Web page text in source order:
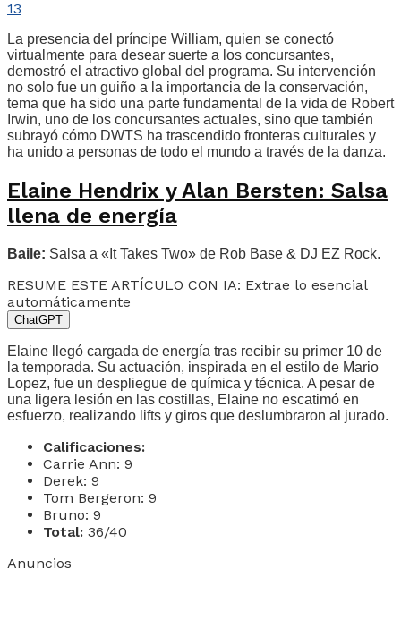
13
La presencia del príncipe William, quien se conectó
virtualmente para desear suerte a los concursantes,
demostró el atractivo global del programa. Su intervención
no solo fue un guiño a la importancia de la conservación,
tema que ha sido una parte fundamental de la vida de Robert
Irwin, uno de los concursantes actuales, sino que también
subrayó cómo DWTS ha trascendido fronteras culturales y
ha unido a personas de todo el mundo a través de la danza.
Elaine Hendrix y Alan Bersten: Salsa
llena de energía
Baile: Salsa a «It Takes Two» de Rob Base & DJ EZ Rock.
RESUME ESTE ARTÍCULO CON IA: Extrae lo esencial
automáticamente
ChatGPT
Elaine llegó cargada de energía tras recibir su primer 10 de
la temporada. Su actuación, inspirada en el estilo de Mario
Lopez, fue un despliegue de química y técnica. A pesar de
una ligera lesión en las costillas, Elaine no escatimó en
esfuerzo, realizando lifts y giros que deslumbraron al jurado.
Calificaciones:
Carrie Ann: 9
Derek: 9
Tom Bergeron: 9
Bruno: 9
Total: 36/40
Anuncios